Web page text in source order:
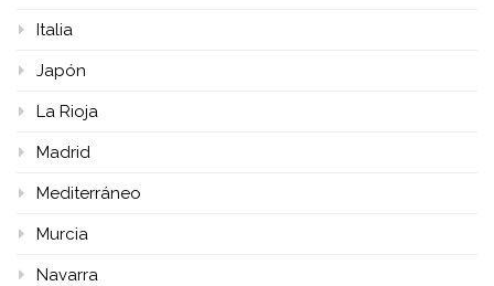
Italia
Japón
La Rioja
Madrid
Mediterráneo
Murcia
Navarra